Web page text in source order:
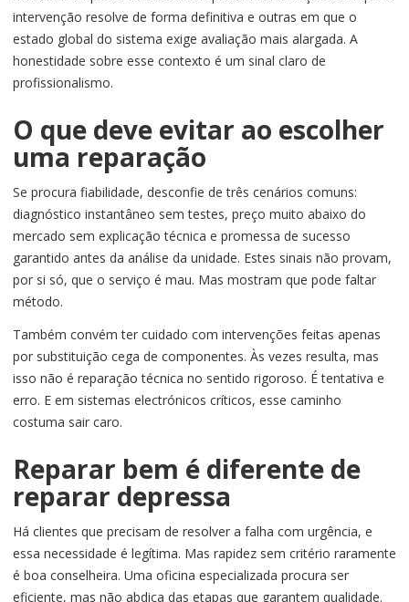
intervenção resolve de forma definitiva e outras em que o
estado global do sistema exige avaliação mais alargada. A
honestidade sobre esse contexto é um sinal claro de
profissionalismo.
O que deve evitar ao escolher
uma reparação
Se procura fiabilidade, desconfie de três cenários comuns:
diagnóstico instantâneo sem testes, preço muito abaixo do
mercado sem explicação técnica e promessa de sucesso
garantido antes da análise da unidade. Estes sinais não provam,
por si só, que o serviço é mau. Mas mostram que pode faltar
método.
Também convém ter cuidado com intervenções feitas apenas
por substituição cega de componentes. Às vezes resulta, mas
isso não é reparação técnica no sentido rigoroso. É tentativa e
erro. E em sistemas electrónicos críticos, esse caminho
costuma sair caro.
Reparar bem é diferente de
reparar depressa
Há clientes que precisam de resolver a falha com urgência, e
essa necessidade é legítima. Mas rapidez sem critério raramente
é boa conselheira. Uma oficina especializada procura ser
eficiente, mas não abdica das etapas que garantem qualidade.